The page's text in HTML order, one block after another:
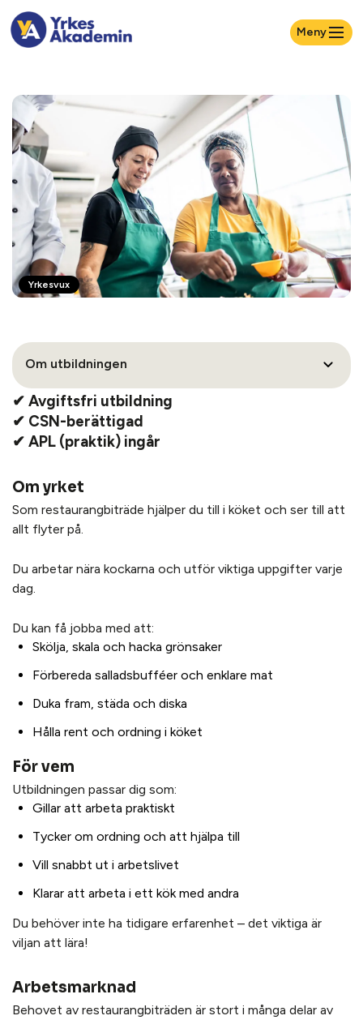
Meny
Yrkesvux
Om utbildningen
✔ Avgiftsfri utbildning
✔ CSN-berättigad
✔ APL (praktik) ingår
Om yrket
Som restaurangbiträde hjälper du till i köket och ser till att
allt flyter på.
Du arbetar nära kockarna och utför viktiga uppgifter varje
dag.
Du kan få jobba med att:
Skölja, skala och hacka grönsaker
Förbereda salladsbufféer och enklare mat
Duka fram, städa och diska
Hålla rent och ordning i köket
För vem
Utbildningen passar dig som:
Gillar att arbeta praktiskt
Tycker om ordning och att hjälpa till
Vill snabbt ut i arbetslivet
Klarar att arbeta i ett kök med andra
Du behöver inte ha tidigare erfarenhet – det viktiga är
viljan att lära!
Arbetsmarknad
Behovet av restaurangbiträden är stort i många delar av